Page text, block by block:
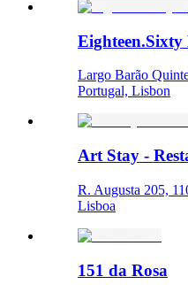
Largo Barão
Portugal, Lisbon
Art Stay -
R. Augusta 205,
Lisboa
151 da Rosa